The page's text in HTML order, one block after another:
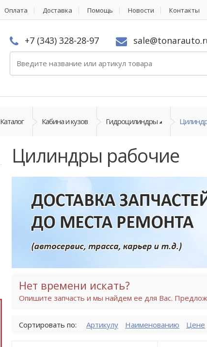
Оплата Доставка Помощь Новости Контакты
+7 (343) 328-28-97
Каталог Кабина и кузов Гидроцилиндры
Цилиндры рабочие
Нет времени искать?
Опишите запчасть и мы найдем ее для Вас.
Сортировать по: Артикулу Наименованию Цене